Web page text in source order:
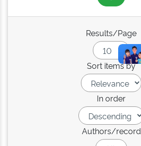
Results/Page
Sort items by
In order
Authors/record